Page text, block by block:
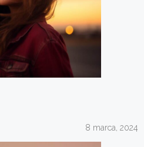
8 marca, 2024